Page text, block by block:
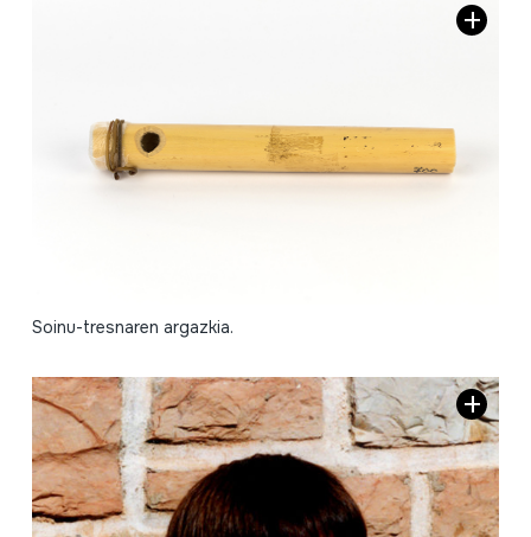
Soinu-tresnaren argazkia.